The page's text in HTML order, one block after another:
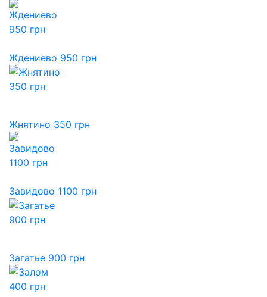
Ждениево 950 грн
Жнятино 350 грн
Завидово 1100 грн
Загатье 900 грн